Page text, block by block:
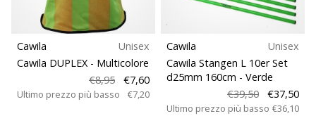
11. 8. 2022
Tempo di lettura: 2 min.
Weplayvolleyball
affiliate
Sostenibili
Peso
Cawila
Unisex
Cawila DUPLEX - Multicolore
€8,95
€7,60
Ultimo prezzo più basso €7,20
Cawila
Unisex
Cawila Stangen L 10er Set
d25mm 160cm - Verde
€39,50
€37,50
Ultimo prezzo più basso €36,10